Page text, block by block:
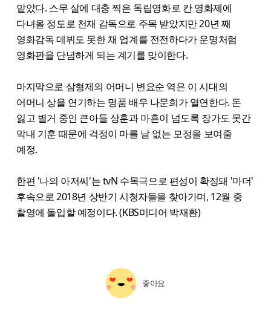
맡았다. 스무 살에 대충 찍은 독립영화로 칸 영화제에
다녀올 정도로 천재 감독으로 주목 받았지만 20년 째
영화감독 데뷔도 못한 채 업계를 전전하다가 운명처럼
영화판을 단념하게 되는 계기를 맞이한다.
마지막으로 삼형제의 어머니 변요순 역은 이 시대의
어머니 상을 연기하는 명품 배우 나문희가 열연한다. 돈
잃고 별거 중인 큰아들 상훈과 마흔이 넘도록 장가도 못간
막내 기훈 때문에 걱정이 마를 날 없는 모정을 보여줄
예정.
한편 '나의 아저씨'는 tvN 수목극으로 편성이 확정돼 '마더'
후속으로 2018년 상반기 시청자들을 찾아가며, 12월 중
촬영에 돌입할 예정이다. (KBS미디어 박재환)
좋아요